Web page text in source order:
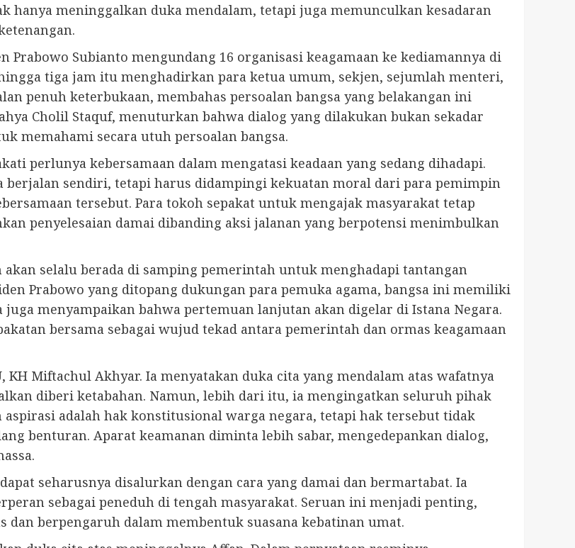
meninggalkan duka mendalam, tetapi juga memunculkan kesadaran
Prabowo Subianto mengundang 16 organisasi keagamaan ke kediamannya di
tiga jam itu menghadirkan para ketua umum, sekjen, sejumlah menteri,
penuh keterbukaan, membahas persoalan bangsa yang belakangan ini
Cholil Staquf, menuturkan bahwa dialog yang dilakukan bukan sekadar
memahami secara utuh persoalan bangsa.
perlunya kebersamaan dalam mengatasi keadaan yang sedang dihadapi.
berjalan sendiri, tetapi harus didampingi kekuatan moral dari para pemimpin
tersebut. Para tokoh sepakat untuk mengajak masyarakat tetap
penyelesaian damai dibanding aksi jalanan yang berpotensi menimbulkan
akan selalu berada di samping pemerintah untuk menghadapi tantangan
Prabowo yang ditopang dukungan para pemuka agama, bangsa ini memiliki
menyampaikan bahwa pertemuan lanjutan akan digelar di Istana Negara.
bersama sebagai wujud tekad antara pemerintah dan ormas keagamaan
KH Miftachul Akhyar. Ia menyatakan duka cita yang mendalam atas wafatnya
diberi ketabahan. Namun, lebih dari itu, ia mengingatkan seluruh pihak
adalah hak konstitusional warga negara, tetapi hak tersebut tidak
benturan. Aparat keamanan diminta lebih sabar, mengedepankan dialog,
seharusnya disalurkan dengan cara yang damai dan bermartabat. Ia
sebagai peneduh di tengah masyarakat. Seruan ini menjadi penting,
dan berpengaruh dalam membentuk suasana kebatinan umat.